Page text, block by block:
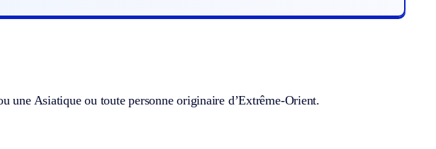
une Asiatique ou toute personne originaire d’Extrême-Orient.